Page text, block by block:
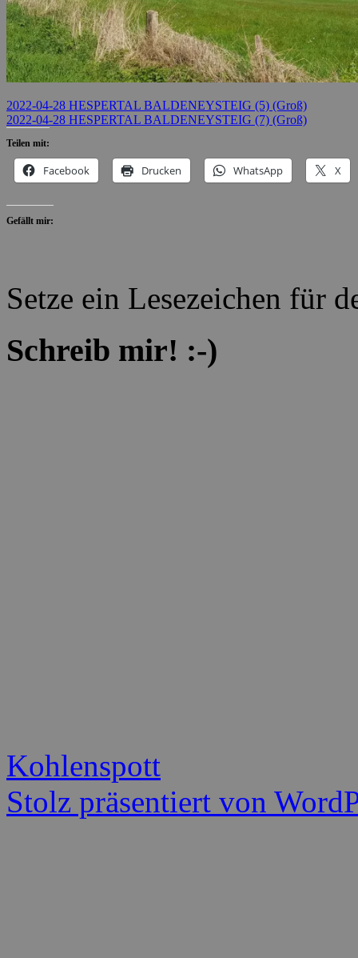
2022-04-28 HESPERTAL BALDENEYSTEIG (5) (Groß)
2022-04-28 HESPERTAL BALDENEYSTEIG (7) (Groß)
Teilen mit:
Facebook Drucken WhatsApp X
Gefällt mir:
Setze ein Lesezeichen für
Schreib mir! :-)
Kohlenspott
Stolz präsentiert von